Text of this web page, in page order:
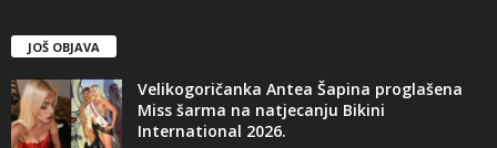
JOŠ OBJAVA
Velikogoričanka Antea Šapina proglašena
Miss šarma na natjecanju Bikini
International 2026.